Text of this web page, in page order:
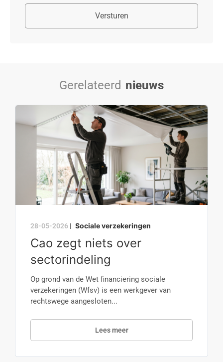
Versturen
Gerelateerd nieuws
28-05-2026 | Sociale verzekeringen
Cao zegt niets over
sectorindeling
Op grond van de Wet financiering sociale
verzekeringen (Wfsv) is een werkgever van
rechtswege aangesloten...
Lees meer